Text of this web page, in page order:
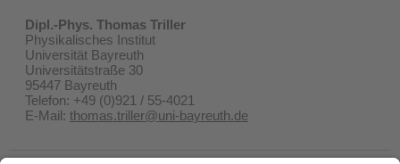
Dipl.-Phys. Thomas Triller
Physikalisches Institut
Universität Bayreuth
Universitätstraße 30
95447 Bayreuth
Telefon: +49 (0)921 / 55-4021
E-Mail: thomas.triller@uni-bayreuth.de